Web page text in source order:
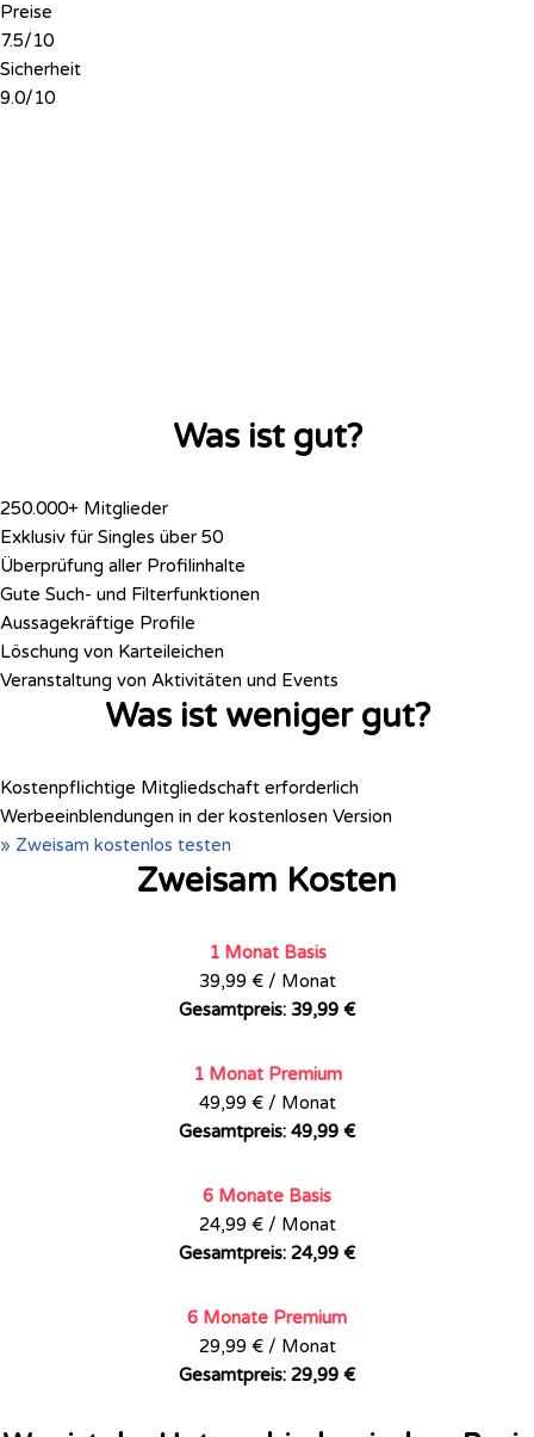
Preise
7.5/10
Sicherheit
9.0/10
Was ist gut?
250.000+ Mitglieder
Exklusiv für Singles über 50
Überprüfung aller Profilinhalte
Gute Such- und Filterfunktionen
Aussagekräftige Profile
Löschung von Karteileichen
Veranstaltung von Aktivitäten und Events
Was ist weniger gut?
Kostenpflichtige Mitgliedschaft erforderlich
Werbeeinblendungen in der kostenlosen Version
» Zweisam kostenlos testen
Zweisam Kosten
1 Monat Basis
39,99 € / Monat
Gesamtpreis: 39,99 €
1 Monat Premium
49,99 € / Monat
Gesamtpreis: 49,99 €
6 Monate Basis
24,99 € / Monat
Gesamtpreis: 24,99 €
6 Monate Premium
29,99 € / Monat
Gesamtpreis: 29,99 €